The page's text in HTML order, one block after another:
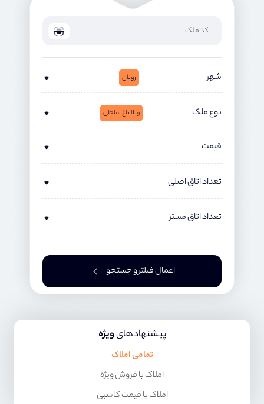
شهر رویان
نوع ملک ویلا باغ ساحلی
قیمت
تعداد اتاق اصلی
تعداد اتاق مستر
اعمال فیلتر و جستجو
پیشنهادهایویژه
تمامی املاک
املاک با فروش ویژه
املاک با قیمت کاسبی